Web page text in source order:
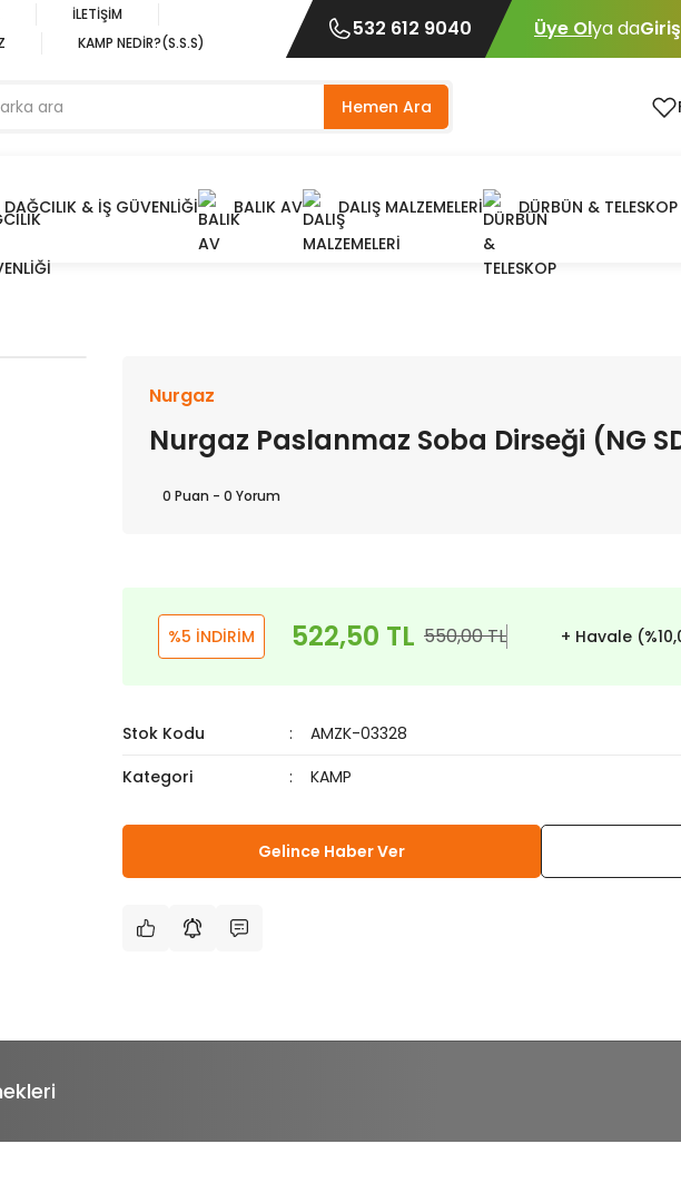
İLETİŞİM
KAMP NEDİR?(S.S.S)
532 612 9040 Üye Olya da
Hemen Ara
DAĞCILIK & İŞ GÜVENLİĞİ BALIK AV DALIŞ MALZEMELERİ DÜRBÜN & TELESKOP
Nurgaz
Nurgaz Paslanmaz Soba Dirseği (NG
0 Puan - 0 Yorum
%5 İNDİRİM 522,50 TL 550,00 TL + Havale
Stok Kodu
AMZK-03328
Kategori
KAMP
Gelince Haber Ver